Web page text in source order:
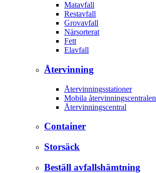
Matavfall
Restavfall
Grovavfall
Närsorterat
Fett
Elavfall
Återvinning
Återvinningsstationer
Mobila återvinningscentralen
Återvinningscentral
Container
Storsäck
Beställ avfallshämtning